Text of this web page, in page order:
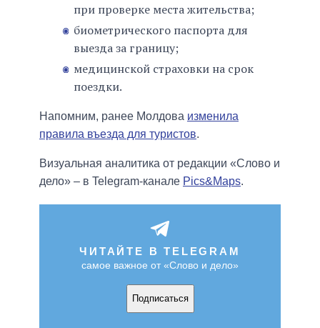
при проверке места жительства;
биометрического паспорта для
выезда за границу;
медицинской страховки на срок
поездки.
Напомним, ранее Молдова изменила
правила въезда для туристов.
Визуальная аналитика от редакции «Слово и
дело» – в Telegram-канале Pics&Maps.
ЧИТАЙТЕ В TELEGRAM
самое важное от «Слово и дело»
Подписаться